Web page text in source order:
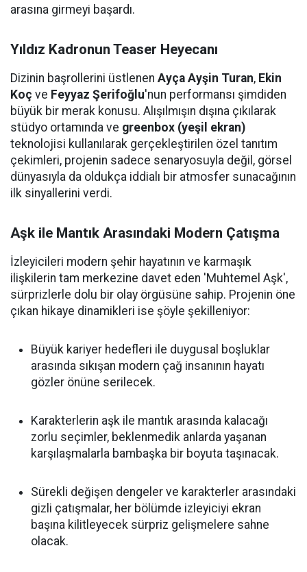
arasına girmeyi başardı.
Yıldız Kadronun Teaser Heyecanı
Dizinin başrollerini üstlenen Ayça Ayşin Turan, Ekin
Koç ve Feyyaz Şerifoğlu'nun performansı şimdiden
büyük bir merak konusu. Alışılmışın dışına çıkılarak
stüdyo ortamında ve greenbox (yeşil ekran)
teknolojisi kullanılarak gerçekleştirilen özel tanıtım
çekimleri, projenin sadece senaryosuyla değil, görsel
dünyasıyla da oldukça iddialı bir atmosfer sunacağının
ilk sinyallerini verdi.
Aşk ile Mantık Arasındaki Modern Çatışma
İzleyicileri modern şehir hayatının ve karmaşık
ilişkilerin tam merkezine davet eden 'Muhtemel Aşk',
sürprizlerle dolu bir olay örgüsüne sahip. Projenin öne
çıkan hikaye dinamikleri ise şöyle şekilleniyor:
Büyük kariyer hedefleri ile duygusal boşluklar
arasında sıkışan modern çağ insanının hayatı
gözler önüne serilecek.
Karakterlerin aşk ile mantık arasında kalacağı
zorlu seçimler, beklenmedik anlarda yaşanan
karşılaşmalarla bambaşka bir boyuta taşınacak.
Sürekli değişen dengeler ve karakterler arasındaki
gizli çatışmalar, her bölümde izleyiciyi ekran
başına kilitleyecek sürpriz gelişmelere sahne
olacak.